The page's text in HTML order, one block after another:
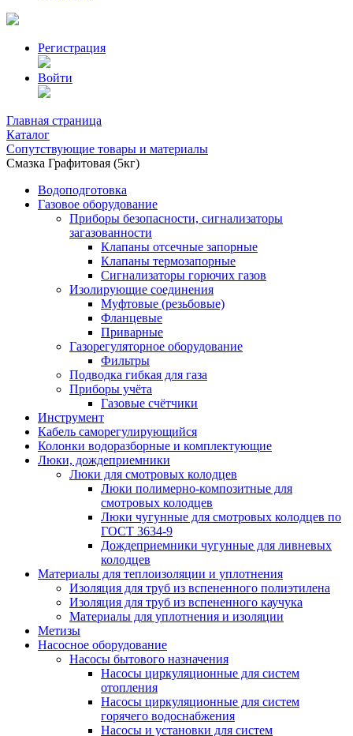
Регистрация
Войти
Главная страница
Каталог
Сопутствующие товары и материалы
Смазка Графитовая (5кг)
Водоподготовка
Газовое оборудование
Приборы безопасности, сигнализаторы
загазованности
Клапаны отсечные запорные
Клапаны термозапорные
Сигнализаторы горючих газов
Изолирующие соединения
Муфтовые (резьбовые)
Фланцевые
Приварные
Газорегуляторное оборудование
Фильтры
Подводка гибкая для газа
Приборы учёта
Газовые счётчики
Инструмент
Кабель саморегулирующийся
Колонки водоразборные и комплектующие
Люки, дождеприемники
Люки для смотровых колодцев
Люки полимерно-композитные для
смотровых колодцев
Люки чугунные для смотровых колодцев по
ГОСТ 3634-9
Дождеприемники чугунные для ливневых
колодцев
Материалы для теплоизоляции и уплотнения
Изоляция для труб из вспененного полиэтилена
Изоляция для труб из вспененного каучука
Материалы для уплотнения и изоляции
Метизы
Насосное оборудование
Насосы бытового назначения
Насосы циркуляционные для систем
отопления
Насосы циркуляционные для систем
горячего водоснабжения
Насосы и установки для систем